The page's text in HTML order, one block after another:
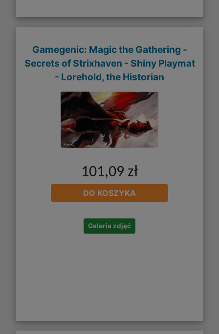
Gamegenic: Magic the Gathering -
Secrets of Strixhaven - Shiny Playmat
- Lorehold, the Historian
101,09 zł
DO KOSZYKA
Galeria zdjęć